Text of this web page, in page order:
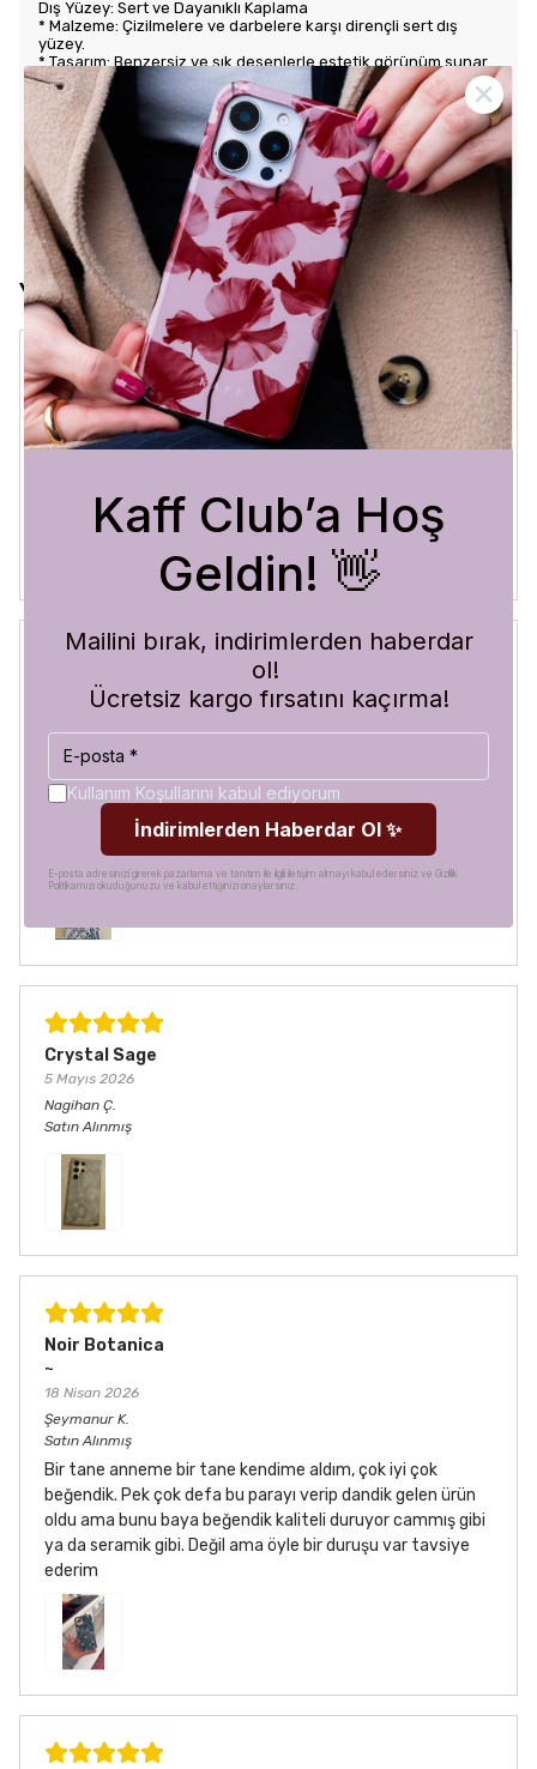
Dış Yüzey: Sert ve Dayanıklı Kaplama
* Malzeme: Çizilmelere ve darbelere karşı dirençli sert dış
yüzey.
* Tasarım: Benzersiz ve şık desenlerle estetik görünüm sunar.
Kullanım Kolaylığı
* Tuş Erişimi: Tuşlara kolay erişim sağlayarak kullanım rahatlığı
sunar.
* Uyum: Telefonunuza tam oturarak gevşek durmaz ve kaliteli
bir his verir.
Yorumlar
Crystal Sage
3 Ağustos 2026
Bükra A.
Blue Abyss
Hilal
Satın Alınmış
Görür görmez çok beğendim. Hem desen olarak çok şık
hem de koruma olarak çok güvenilir. Ayrıca hızlı kargolama
için teşekkürler
Crystal Sage
5 Mayıs 2026
Nagihan Ç.
Satın Alınmış
Noir Botanica
~
18 Nisan 2026
Şeymanur K.
Satın Alınmış
Bir tane anneme bir tane kendime aldım, çok iyi çok
beğendik. Pek çok defa bu parayı verip dandik gelen ürün
oldu ama bunu baya beğendik kaliteli duruyor cammış gibi
ya da seramik gibi. Değil ama öyle bir duruşu var tavsiye
ederim
Kaff Club’a Hoş
Geldin! 👋
Mailini bırak, indirimlerden haberdar
ol!
Ücretsiz kargo fırsatını kaçırma!
Kullanım Koşullarını kabul ediyorum
İndirimlerden Haberdar Ol ✨
E-posta adresinizi girerek pazarlama ve tanıtım ile ilgili iletişim almayı kabul edersiniz ve Gizlilik
Politikamızı okuduğunuzu ve kabul ettiğinizi onaylarsınız.